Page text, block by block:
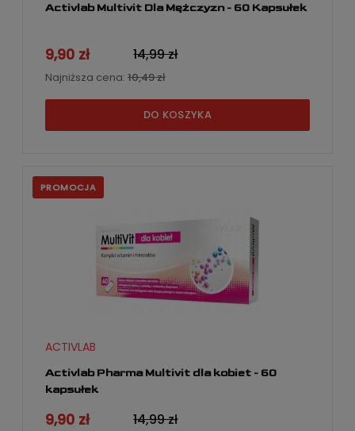
Activlab Multivit Dla Mężczyzn - 60 Kapsułek
9,90 zł 14,99 zł
Najniższa cena: 10,49 zł
DO KOSZYKA
Activlab Pharma Multivit dla kobiet - 60
kapsułek
ACTIVLAB
9,90 zł 14,99 zł
PROMOCJA